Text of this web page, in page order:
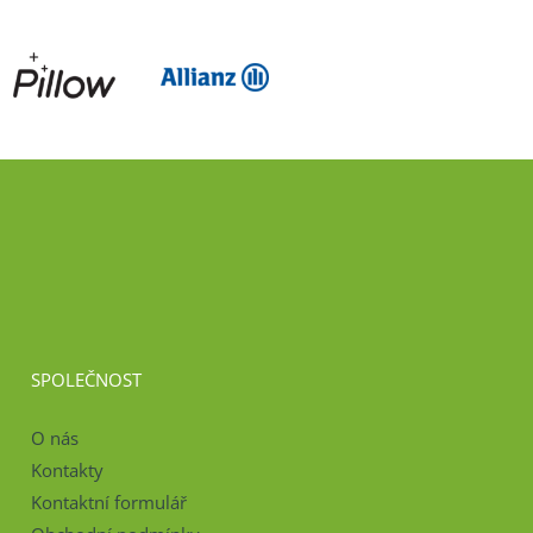
SPOLEČNOST
O nás
Kontakty
Kontaktní formulář